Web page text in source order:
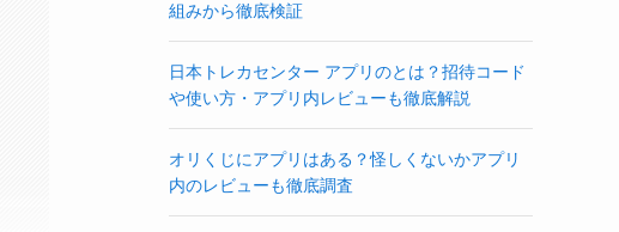
組みから徹底検証
日本トレカセンター アプリのとは？招待コード
や使い方・アプリ内レビューも徹底解説
オリくじにアプリはある？怪しくないかアプリ
内のレビューも徹底調査